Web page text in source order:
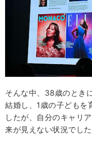
そんな中、38歳のとき
結婚し、1歳の子どもを
したが、自分のキャリ
来が見えない状況でした